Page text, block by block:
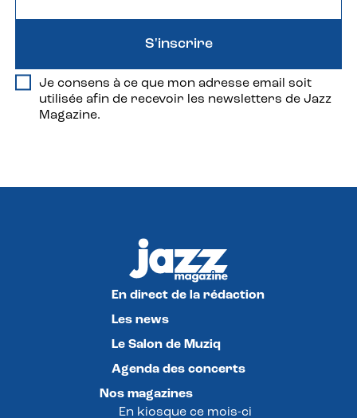
Je consens à ce que mon adresse email soit
utilisée afin de recevoir les newsletters de Jazz
Magazine.
S'inscrire
En direct de la rédaction
Les news
Le Salon de Muziq
Agenda des concerts
Nos magazines
En kiosque ce mois-ci